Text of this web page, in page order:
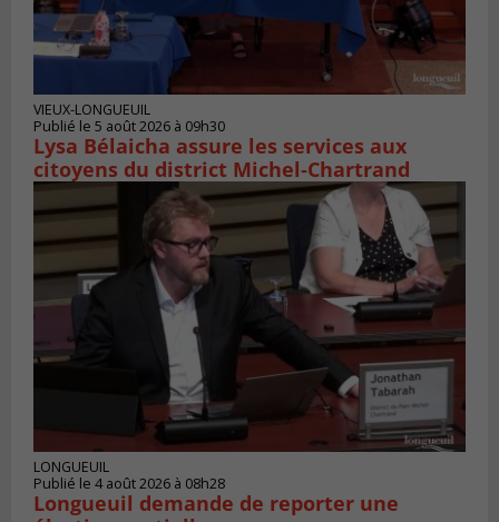
VIEUX-LONGUEUIL
Publié le 5 août 2026 à 09h30
Lysa Bélaicha assure les services aux
citoyens du district Michel‑Chartrand
LONGUEUIL
Publié le 4 août 2026 à 08h28
Longueuil demande de reporter une